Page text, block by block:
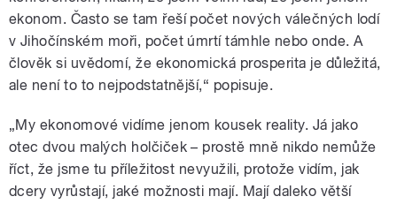
ekonom. Často se tam řeší počet nových válečných lodí
v Jihočínském moři, počet úmrtí támhle nebo onde. A
člověk si uvědomí, že ekonomická prosperita je důležitá,
ale není to to nejpodstatnější,“ popisuje.
„My ekonomové vidíme jenom kousek reality. Já jako
otec dvou malých holčiček – prostě mně nikdo nemůže
říct, že jsme tu příležitost nevyužili, protože vidím, jak
dcery vyrůstají, jaké možnosti mají. Mají daleko větší